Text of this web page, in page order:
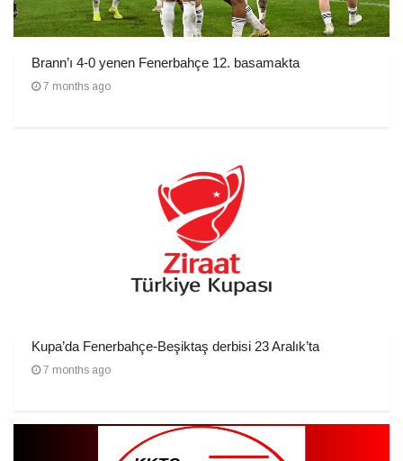
Brann’ı 4-0 yenen Fenerbahçe 12. basamakta
7 months ago
Kupa’da Fenerbahçe-Beşiktaş derbisi 23 Aralık’ta
7 months ago